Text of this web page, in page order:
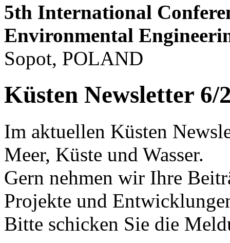
5th International
Environmental
Sopot, POLAND
Küsten Newsletter 6/
Im aktuellen Küsten
Meer, Küste und Wasser.
Gern nehmen wir Ihre
Projekte und
Bitte schicken Sie die